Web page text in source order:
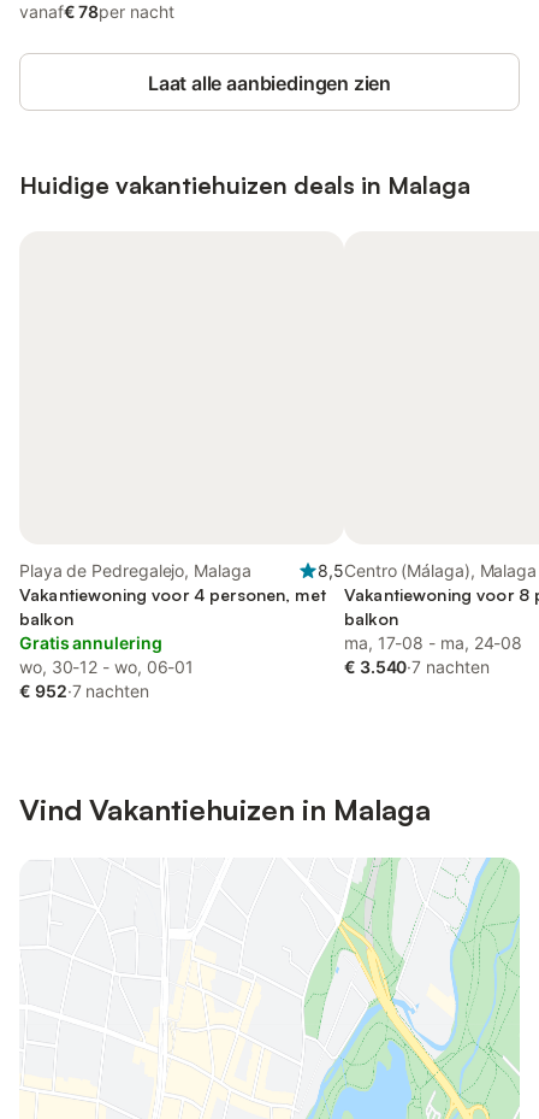
vanaf€ 78per nacht
Laat alle aanbiedingen zien
Huidige vakantiehuizen deals in Malaga
Playa de Pedregalejo, Malaga
8,5
Vakantiewoning voor 4 personen, met
balkon
Gratis annulering
wo, 30-12 - wo, 06-01
€ 952·7 nachten
Centro (Málaga), Malaga
Vakantiewoning voor 8
balkon
ma, 17-08 - ma, 24-08
€ 3.540·7 nachten
Vind Vakantiehuizen in Malaga